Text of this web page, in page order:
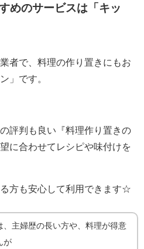
めのサービスは「キッ
者で、料理の作り置きにもお
」です。
評判も良い『料理作り置きの
に合わせてレシピや味付けを
方も安心して利用できます☆
、主婦歴の長い方や、料理が得意
が